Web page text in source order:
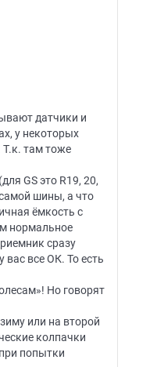
датчики и
у некоторых
Т.к. там тоже
GS это R19, 20,
шины, а что
ёмкость с
нормальное
сразу
вас все ОК. То есть
Но говорят
или на второй
колпачки
попытки